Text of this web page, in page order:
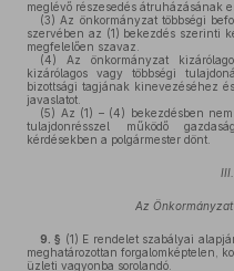
meglévő részesedés átruházásának
(3) Az önkormányzat többségi
szervében az (1) bekezdés szerinti
megfelelően szavaz.
(4) Az önkormányzat
kizárólagos vagy többségi
bizottsági tagjának kinevezéséhez
javaslatot.
(5) Az (1) – (4) bekezdésben
tulajdonrésszel működő
kérdésekben a polgármester dönt.
Az
9. § (1) E rendelet szabályai
meghatározottan forgalomképtelen,
üzleti vagyonba sorolandó.